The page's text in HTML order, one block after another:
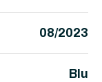
08/2023
Blu